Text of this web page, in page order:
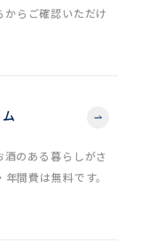
からご確認いただけ
のある暮らしがさ
間費は無料です。